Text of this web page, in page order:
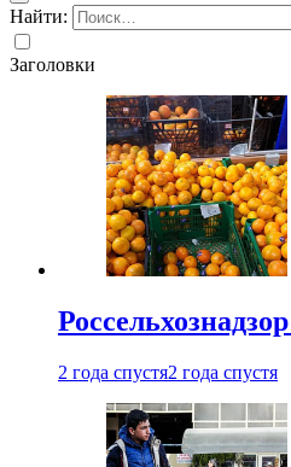
Найти:
Заголовки
2 года спустя2 года спустя